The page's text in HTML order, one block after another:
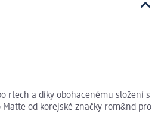
rtech a díky obohacenému složení s
od korejské značky rom&nd pro